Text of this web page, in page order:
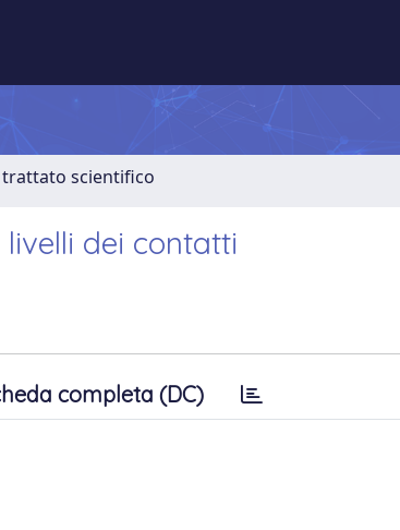
scientifico
dei contatti
completa (DC)